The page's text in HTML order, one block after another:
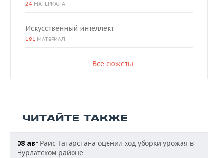
24 МАТЕРИАЛА
Искусственный интеллект
181 МАТЕРИАЛ
Все сюжеты
ЧИТАЙТЕ ТАКЖЕ
08 авг Раис Татарстана оценил ход уборки урожая в
Нурлатском районе